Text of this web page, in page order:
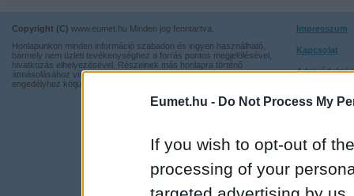
Eumet.hu - Do Not Process My
If you wish to opt-out of
processing of your
Copyright (C) www.eumet.hu Minden jog fenntartva.
Honlapunkon minden információ szabadon és ingyen használható,
bármely nem üzleti tevékenységhez a forrás pontos megjelölésével,
hivatkozás elhelyezésével. Részeinek más honlapra történő
átmásolásához viszont nem járulunk hozzá, illetve írásos
engedélyhez kötjük.
Impresszum
Kapcsolat
Adatvédelmi